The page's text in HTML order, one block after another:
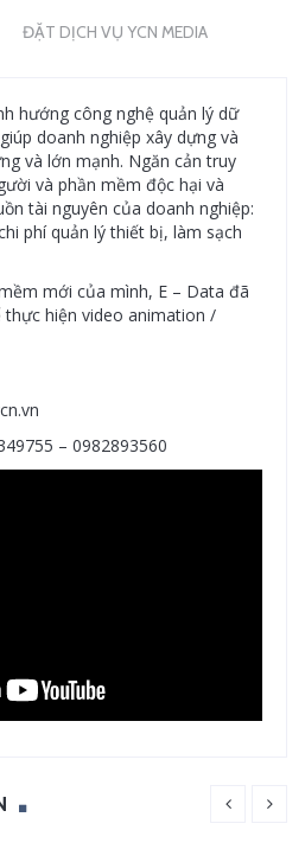
ĐẶT DỊCH VỤ YCN MEDIA
hướng công nghệ quản lý dữ
doanh nghiệp xây dựng và
và lớn mạnh. Ngăn cản truy
và phần mềm độc hại và
tài nguyên của doanh nghiệp:
phí quản lý thiết bị, làm sạch
mới của mình, E – Data đã
hiện video animation /
– 0982893560